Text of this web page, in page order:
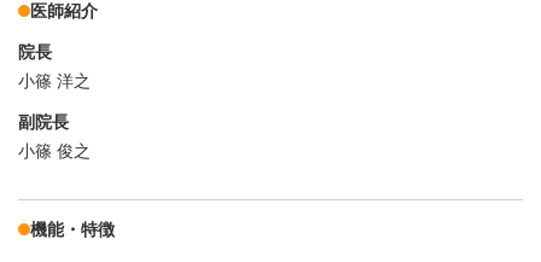
医師紹介
院長
小篠 洋之
副院長
小篠 俊之
機能・特徴